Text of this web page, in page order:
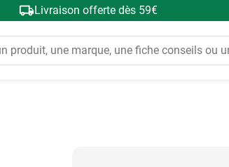
Livraison offerte dès 59€